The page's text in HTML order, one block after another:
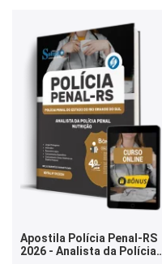
Apostila Polícia Penal-RS
2026 - Analista da Polícia